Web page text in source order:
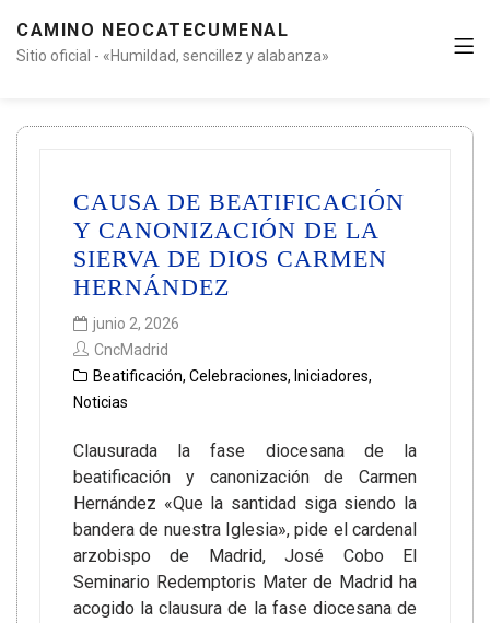
CAMINO NEOCATECUMENAL
Sitio oficial - «Humildad, sencillez y alabanza»
CAUSA DE BEATIFICACIÓN
Y CANONIZACIÓN DE LA
SIERVA DE DIOS CARMEN
HERNÁNDEZ
junio 2, 2026
CncMadrid
Beatificación, Celebraciones, Iniciadores,
Noticias
Clausurada la fase diocesana de la
beatificación y canonización de Carmen
Hernández «Que la santidad siga siendo la
bandera de nuestra Iglesia», pide el cardenal
arzobispo de Madrid, José Cobo El
Seminario Redemptoris Mater de Madrid ha
acogido la clausura de la fase diocesana de